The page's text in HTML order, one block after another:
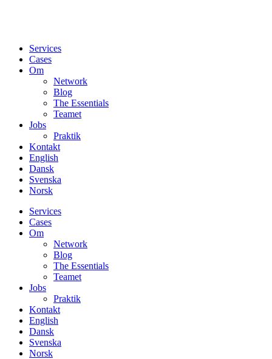
Services
Cases
Om
Network
Blog
The Essentials
Teamet
Jobs
Praktik
Kontakt
English
Dansk
Svenska
Norsk
Services
Cases
Om
Network
Blog
The Essentials
Teamet
Jobs
Praktik
Kontakt
English
Dansk
Svenska
Norsk